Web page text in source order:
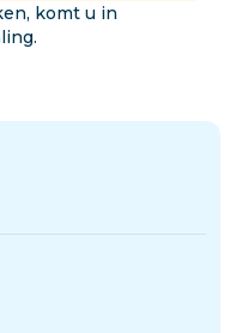
komt u in